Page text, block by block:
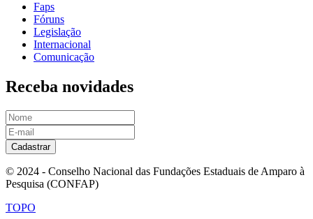
Faps
Fóruns
Legislação
Internacional
Comunicação
Receba novidades
Cadastrar
© 2024 - Conselho Nacional das Fundações Estaduais de Amparo à
Pesquisa (CONFAP)
TOPO